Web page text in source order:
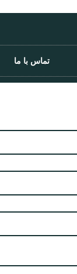
تماس با ما